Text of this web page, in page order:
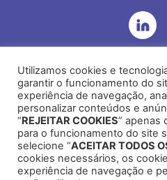
UHE Jirau
Rodovia BR-364, KM 824 S/Nº -
(RO) – CEP: 76840-000 – Telefone: (69)
Rio de Janeiro (RJ)
Utilizamos cookies e
garantir o funcionamento do
experiência de navegação,
personalizar conteúdos e
“REJEITAR COOKIES” apenas
para o funcionamento do site
selecione “ACEITAR TODOS
cookies necessários, os
experiência de navegação e